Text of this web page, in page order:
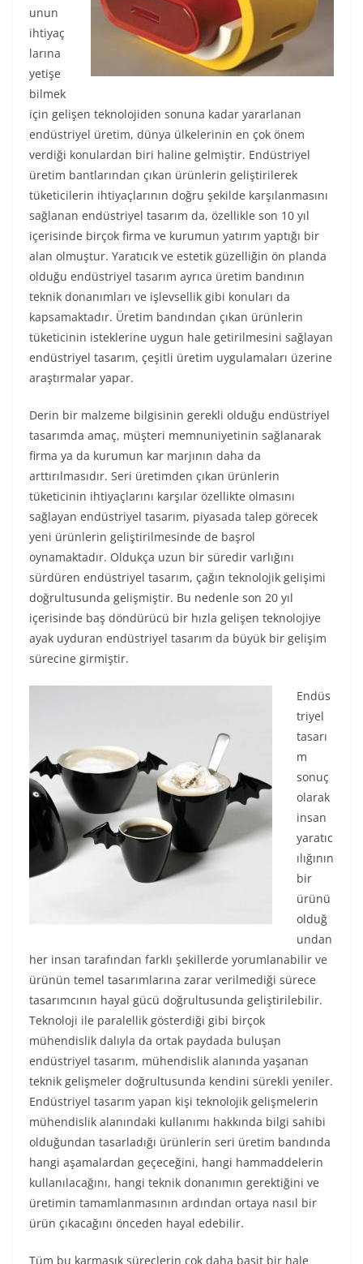
unun
ihtiyaç
larına
yetişe
bilmek
için gelişen teknolojiden sonuna kadar yararlanan
endüstriyel üretim, dünya ülkelerinin en çok önem
verdiği konulardan biri haline gelmiştir. Endüstriyel
üretim bantlarından çıkan ürünlerin geliştirilerek
tüketicilerin ihtiyaçlarının doğru şekilde karşılanmasını
sağlanan endüstriyel tasarım da, özellikle son 10 yıl
içerisinde birçok firma ve kurumun yatırım yaptığı bir
alan olmuştur. Yaratıcık ve estetik güzelliğin ön planda
olduğu endüstriyel tasarım ayrıca üretim bandının
teknik donanımları ve işlevsellik gibi konuları da
kapsamaktadır. Üretim bandından çıkan ürünlerin
tüketicinin isteklerine uygun hale getirilmesini sağlayan
endüstriyel tasarım, çeşitli üretim uygulamaları üzerine
araştırmalar yapar.
Derin bir malzeme bilgisinin gerekli olduğu endüstriyel
tasarımda amaç, müşteri memnuniyetinin sağlanarak
firma ya da kurumun kar marjının daha da
arttırılmasıdır. Seri üretimden çıkan ürünlerin
tüketicinin ihtiyaçlarını karşılar özellikte olmasını
sağlayan endüstriyel tasarım, piyasada talep görecek
yeni ürünlerin geliştirilmesinde de başrol
oynamaktadır. Oldukça uzun bir süredir varlığını
sürdüren endüstriyel tasarım, çağın teknolojik gelişimi
doğrultusunda gelişmiştir. Bu nedenle son 20 yıl
içerisinde baş döndürücü bir hızla gelişen teknolojiye
ayak uyduran endüstriyel tasarım da büyük bir gelişim
sürecine girmiştir.
Endüs
triyel
tasarı
m
sonuç
olarak
insan
yaratıc
ılığının
bir
ürünü
olduğ
undan
her insan tarafından farklı şekillerde yorumlanabilir ve
ürünün temel tasarımlarına zarar verilmediği sürece
tasarımcının hayal gücü doğrultusunda geliştirilebilir.
Teknoloji ile paralellik gösterdiği gibi birçok
mühendislik dalıyla da ortak paydada buluşan
endüstriyel tasarım, mühendislik alanında yaşanan
teknik gelişmeler doğrultusunda kendini sürekli yeniler.
Endüstriyel tasarım yapan kişi teknolojik gelişmelerin
mühendislik alanındaki kullanımı hakkında bilgi sahibi
olduğundan tasarladığı ürünlerin seri üretim bandında
hangi aşamalardan geçeceğini, hangi hammaddelerin
kullanılacağını, hangi teknik donanımın gerektiğini ve
üretimin tamamlanmasının ardından ortaya nasıl bir
ürün çıkacağını önceden hayal edebilir.
Tüm bu karmaşık süreçlerin çok daha basit bir hale